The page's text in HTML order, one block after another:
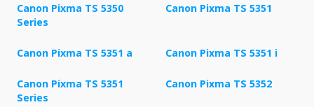
Canon Pixma TS 5350
Series
Canon Pixma TS 5351
Canon Pixma TS 5351 a Canon Pixma TS 5351 i
Canon Pixma TS 5351
Series
Canon Pixma TS 5352